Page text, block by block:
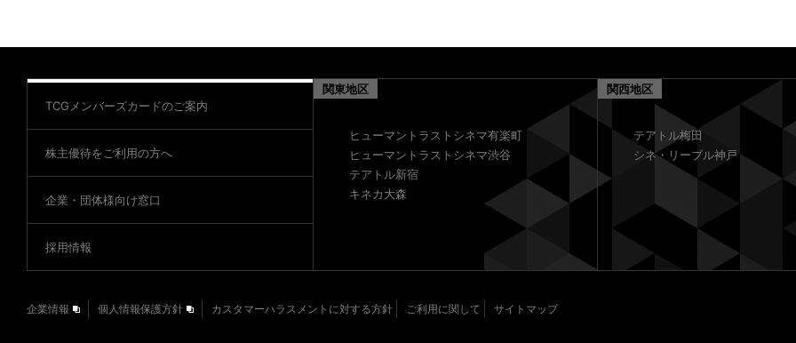
TCGメンバーズカードのご案内
株主優待をご利用の方へ
企業・団体様向け窓口
採用情報
関東地区
ヒューマントラストシネマ有楽町
ヒューマントラストシネマ渋谷
テアトル新宿
キネカ大森
関西地区
テアトル梅田
シネ・リーブル神戸
企業情報 個人情報保護方針 カスタマーハラスメントに対する方針 ご利用に関して サイトマップ